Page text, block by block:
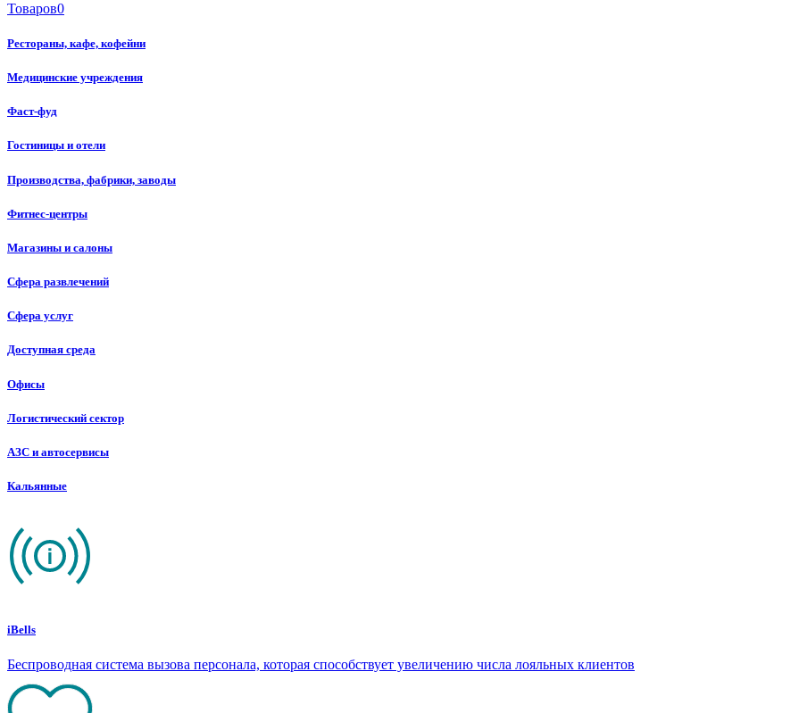
Товаров0
Рестораны, кафе, кофейни
Медицинские учреждения
Фаст-фуд
Гостиницы и отели
Производства, фабрики, заводы
Фитнес-центры
Магазины и салоны
Сфера развлечений
Сфера услуг
Доступная среда
Офисы
Логистический сектор
АЗС и автосервисы
Кальянные
iBells
Беспроводная система вызова персонала, которая способствует увеличению числа лояльных клиентов